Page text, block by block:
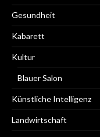
Gesundheit
Kabarett
Kultur
Blauer Salon
Künstliche Intelligenz
Landwirtschaft